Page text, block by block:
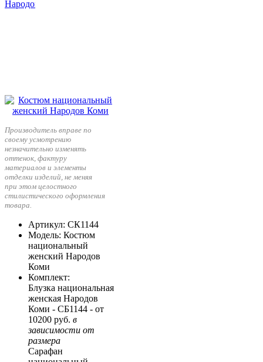
Производитель вправе по
своему усмотрению
незначительно изменять
оттенок, фактуру
материалов и элементы
отделки изделий, не меняя
при этом целостного
стилистического оформления
товара.
Артикул: СК1144
Модель: Костюм
национальный
женский Народов
Коми
Комплект:
Блузка национальная
женская Народов
Коми - СБ1144 - от
10200 руб. в
зависимости от
размера
Сарафан